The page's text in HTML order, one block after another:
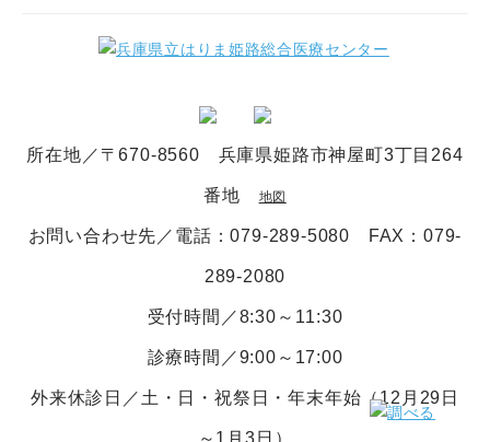
所在地／〒670-8560 兵庫県姫路市神屋町3丁目264
番地 地図
お問い合わせ先／電話 ：079-289-5080 FAX：079-
289-2080
受付時間／8:30～11:30
診療時間／9:00～17:00
外来休診日／土・日・祝祭日・年末年始（12月29日
～1月3日）